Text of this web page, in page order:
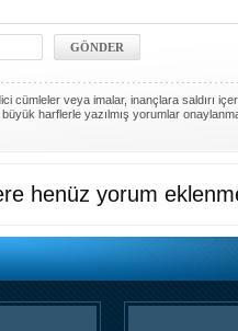
cümleler veya imalar, inançlara saldırı
harflerle yazılmış yorumlar
henüz yorum